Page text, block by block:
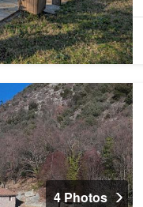
4 Photos